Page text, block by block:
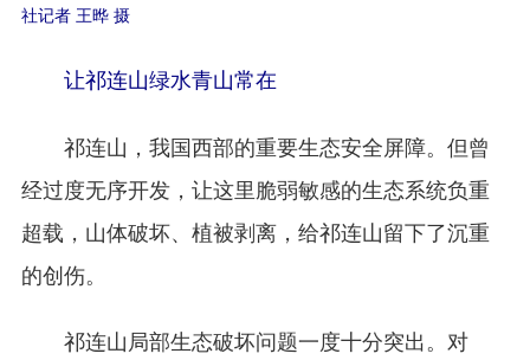
社记者 王晔 摄
让祁连山绿水青山常在
祁连山，我国西部的重要生态安全屏障。但曾
经过度无序开发，让这里脆弱敏感的生态系统负重
超载，山体破坏、植被剥离，给祁连山留下了沉重
的创伤。
祁连山局部生态破坏问题一度十分突出。对